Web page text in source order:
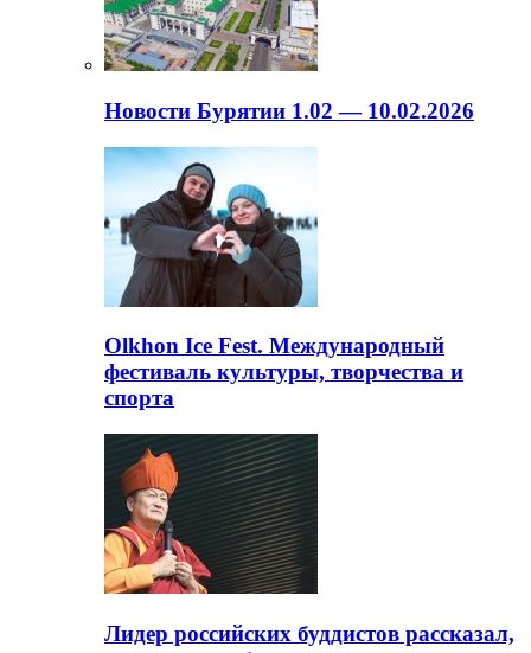
Новости Бурятии 1.02 — 10.02.2026
Olkhon Ice Fest. Международный
фестиваль культуры, творчества и
спорта
Лидер российских буддистов рассказал,